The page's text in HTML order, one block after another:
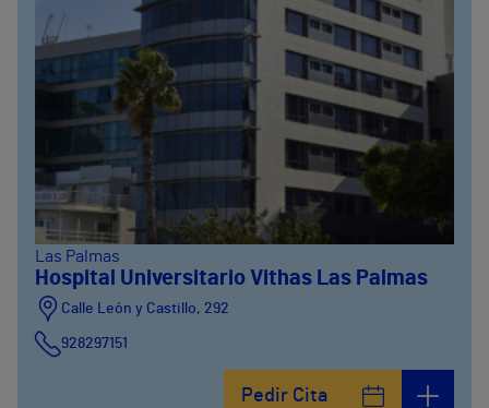
Las Palmas
Hospital Universitario Vithas Las Palmas
Calle León y Castillo, 292
928297151
Pedir Cita